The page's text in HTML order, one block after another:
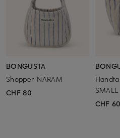
BONGUSTA
Shopper NARAM
CHF 80
SMALL
CHF 60